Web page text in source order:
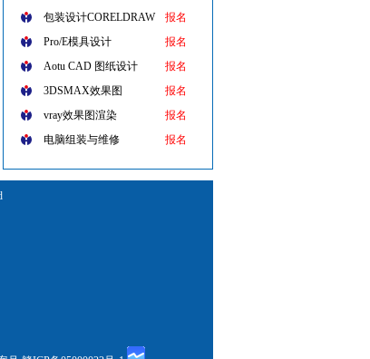
包装设计CORELDRAW
报名
Pro/E模具设计
报名
Aotu CAD 图纸设计
报名
3DSMAX效果图
报名
vray效果图渲染
报名
电脑组装与维修
报名